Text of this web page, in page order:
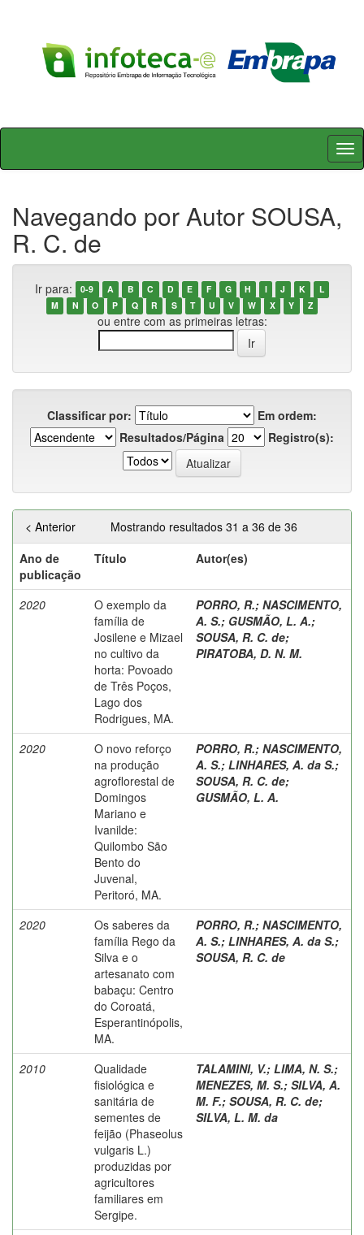
Skip
Navegando por Autor SOUSA,
R. C. de
Ir para: 0-9 A B C D E F G H I J K
L
M
N O P Q R S T U V W X Y Z
ou entre com as primeiras letras:
Classificar por:
Em ordem:
Resultados/Página
Registro(s):
Mostrando resultados 31 a 36 de 36
< Anterior
Ano de
publicação
Título Autor(es)
2020
O exemplo da
família de
Josilene e Mizael
no cultivo da
horta: Povoado
de Três Poços,
Lago dos
Rodrigues, MA.
PORRO, R.; NASCIMENTO,
A. S.; GUSMÃO, L. A.;
SOUSA, R. C. de;
PIRATOBA, D. N. M.
2020
O novo reforço
na produção
agroflorestal de
Domingos
Mariano e
Ivanilde:
Quilombo São
Bento do
Juvenal,
Peritoró, MA.
PORRO, R.; NASCIMENTO,
A. S.; LINHARES, A. da S.;
SOUSA, R. C. de;
GUSMÃO, L. A.
2020
Os saberes da
família Rego da
Silva e o
artesanato com
babaçu: Centro
do Coroatá,
Esperantinópolis,
MA.
PORRO, R.; NASCIMENTO,
A. S.; LINHARES, A. da S.;
SOUSA, R. C. de
2010
Qualidade
fisiológica e
sanitária de
sementes de
feijão (Phaseolus
vulgaris L.)
produzidas por
agricultores
familiares em
Sergipe.
TALAMINI, V.; LIMA, N. S.;
MENEZES, M. S.; SILVA, A.
M. F.; SOUSA, R. C. de;
SILVA, L. M. da